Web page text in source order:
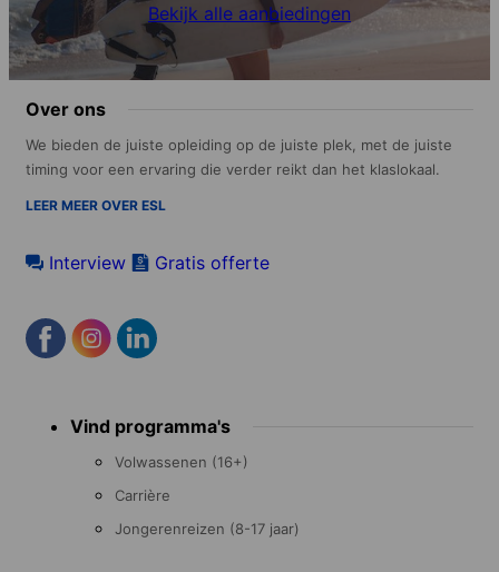
Bekijk alle aanbiedingen
Over ons
We bieden de juiste opleiding op de juiste plek, met de juiste
timing voor een ervaring die verder reikt dan het klaslokaal.
LEER MEER OVER ESL
Interview Gratis offerte
menuVind programma's
Volwassenen (16+)
Carrière
Jongerenreizen (8-17 jaar)